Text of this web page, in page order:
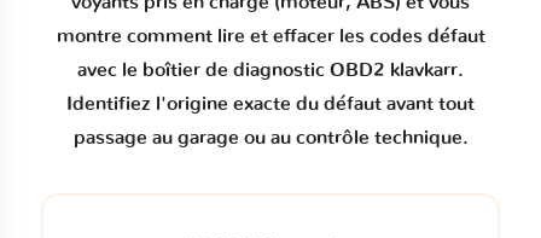
montre comment lire et effacer les codes défaut
avec le boîtier de diagnostic OBD2 klavkarr.
Identifiez l'origine exacte du défaut avant tout
passage au garage ou au contrôle technique.